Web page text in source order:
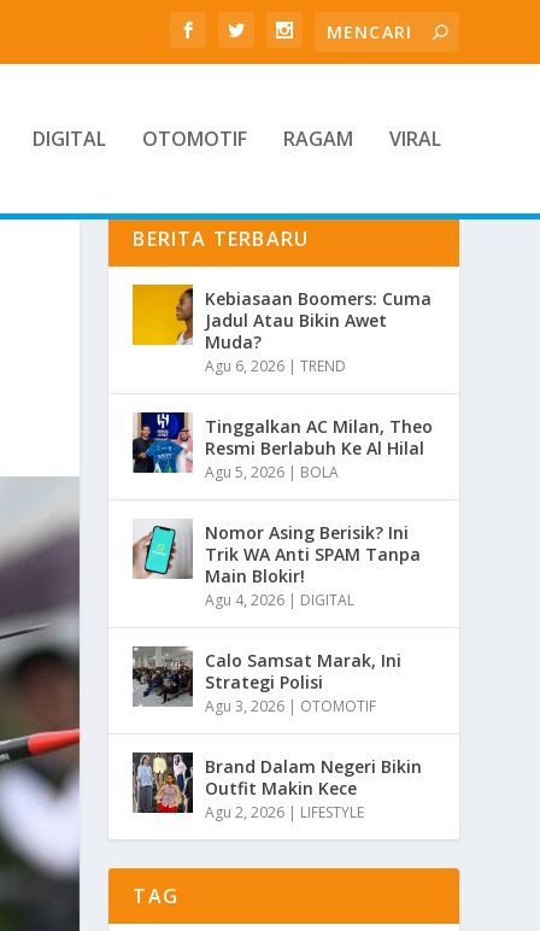
DIGITAL OTOMOTIF RAGAM VIRAL
BERITA TERBARU
Kebiasaan Boomers: Cuma
Jadul Atau Bikin Awet
Muda?
Agu 6, 2026 |TREND
Tinggalkan AC Milan, Theo
Resmi Berlabuh Ke Al Hilal
Agu 5, 2026 | BOLA
Nomor Asing Berisik? Ini
Trik WA Anti SPAM Tanpa
Main Blokir!
Agu 4, 2026 | DIGITAL
Calo Samsat Marak, Ini
Strategi Polisi
Agu 3, 2026 | OTOMOTIF
Brand Dalam Negeri Bikin
Outfit Makin Kece
Agu 2, 2026 | LIFESTYLE
TAG